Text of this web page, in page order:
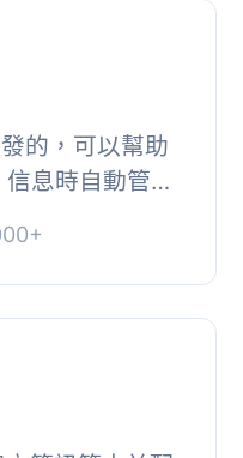
的，可以幫助
息時自動管理
方法。, 這個外